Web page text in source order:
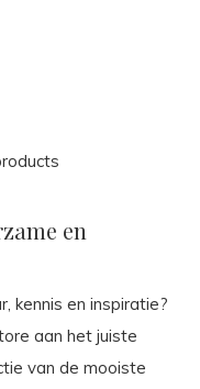
en
kennis en inspiratie?
aan het juiste
van de mooiste